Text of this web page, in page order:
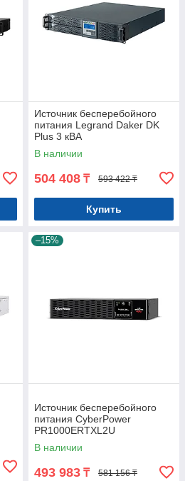
Источник бесперебойного
питания Legrand Daker DK
Plus 3 кВА
В наличии
504 408 ₸ 593 422 ₸
Купить
–15%
Источник бесперебойного
питания CyberPower
PR1000ERTXL2U
В наличии
493 983 ₸ 581 156 ₸